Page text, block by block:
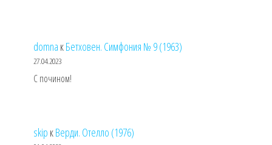
domna кБетховен. Симфония № 9 (1963)
27.04.2023
С почином!
skip кВерди. Отелло (1976)